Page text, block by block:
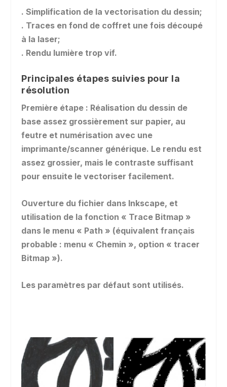
. Simplification de la vectorisation du dessin;
. Traces en fond de coffret une fois découpé
à la laser;
. Rendu lumière trop vif.
Principales étapes suivies pour la
résolution
Première étape : Réalisation du dessin de
base assez grossièrement sur papier, au
feutre et numérisation avec une
imprimante/scanner générique. Le rendu est
assez grossier, mais le contraste suffisant
pour ensuite le vectoriser facilement.
Ouverture du fichier dans Inkscape, et
utilisation de la fonction « Trace Bitmap »
dans le menu « Path » (équivalent français
probable : menu « Chemin », option « tracer
Bitmap »).
Les paramètres par défaut sont utilisés.